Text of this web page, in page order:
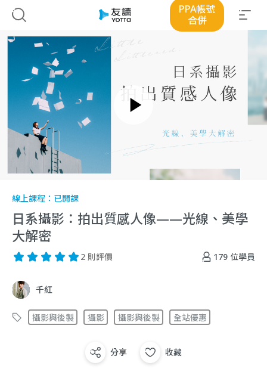
PPA帳號
合併
線上課程： 已開課
日系攝影：拍出質感人像——光線、美學
大解密
179 位學員
2 則評價
千紅
攝影與後製 攝影 攝影與後製 全站優惠
分享 收藏